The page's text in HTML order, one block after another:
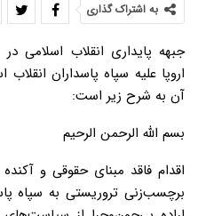
به اشتراک گذاری
جبهه پایداری انقلاب اسلامی
اروپا علیه سپاه پاسداران
آن به شرح زیر است:
بسم الله الرحمن الرحیم
اقدام فاقد مبنای حقوقی و
برچسب‌زنی تروریستی به سپاه